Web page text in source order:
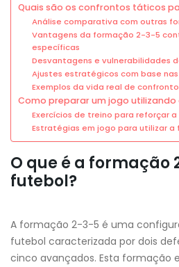
Quais são os confrontos táticos
Análise comparativa com outras
Vantagens da formação 2-3-5
específicas
Desvantagens e vulnerabilidades
Ajustes estratégicos com base
Exemplos da vida real de
Como preparar um jogo
Exercícios de treino para reforçar
Estratégias em jogo para utilizar
O que é a formação
futebol?
A formação 2-3-5 é uma
futebol caracterizada por dois
cinco avançados. Esta formação